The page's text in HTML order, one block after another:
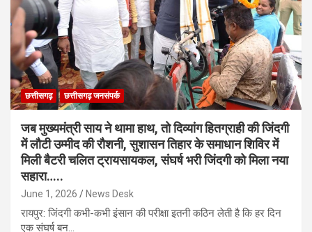
छत्तीसगढ़ छत्तीसगढ़ जनसंपर्क
जब मुख्यमंत्री साय ने थामा हाथ, तो दिव्यांग हितग्राही की जिंदगी
में लौटी उम्मीद की रौशनी, सुशासन तिहार के समाधान शिविर में
मिली बैटरी चलित ट्रायसायकल, संघर्ष भरी जिंदगी को मिला नया
सहारा…..
June 1, 2026 News Desk
रायपुर: जिंदगी कभी-कभी इंसान की परीक्षा इतनी कठिन लेती है कि हर दिन
एक संघर्ष बन…